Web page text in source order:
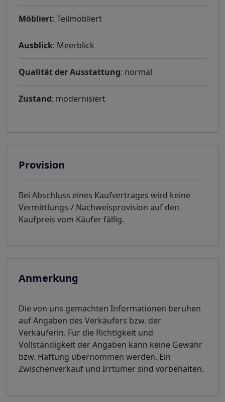
Möbliert: Teilmöbliert
Ausblick: Meerblick
Qualität der Ausstattung: normal
Zustand: modernisiert
Provision
Bei Abschluss eines Kaufvertrages wird keine
Vermittlungs-/ Nachweisprovision auf den
Kaufpreis vom Käufer fällig.
Anmerkung
Die von uns gemachten Informationen beruhen
auf Angaben des Verkäufers bzw. der
Verkäuferin. Für die Richtigkeit und
Vollständigkeit der Angaben kann keine Gewähr
bzw. Haftung übernommen werden. Ein
Zwischenverkauf und Irrtümer sind vorbehalten.